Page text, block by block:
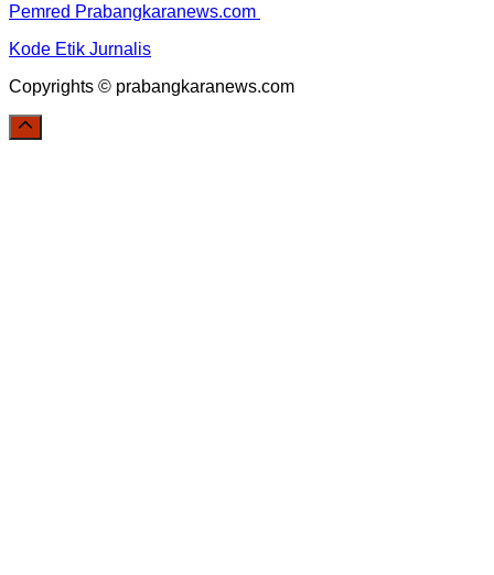
Pemred Prabangkaranews.com
Kode Etik Jurnalis
Copyrights © prabangkaranews.com